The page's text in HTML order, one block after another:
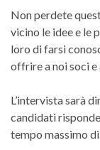
Non perdete
vicino le idee e le
loro di farsi
offrire a noi soci e
L’intervista sarà
candidati
tempo massimo